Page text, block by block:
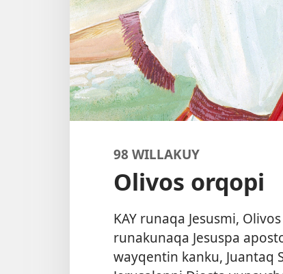
98 WILLAKUY
Olivos orqopi
KAY runaqa Jesusmi,
runakunaqa Jesuspa
wayqentin kanku, Juantaq